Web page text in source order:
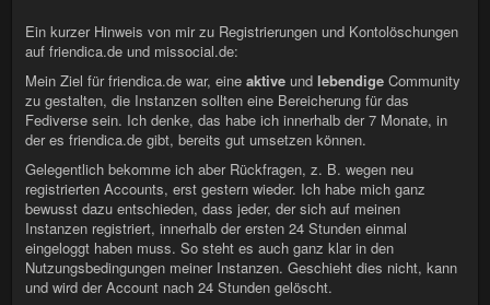
Ein kurzer Hinweis von mir zu Registrierungen und Kontolöschungen
auf friendica.de und missocial.de:
Mein Ziel für friendica.de war, eine aktive und lebendige Community
zu gestalten, die Instanzen sollten eine Bereicherung für das
Fediverse sein. Ich denke, das habe ich innerhalb der 7 Monate, in
der es friendica.de gibt, bereits gut umsetzen können.
Gelegentlich bekomme ich aber Rückfragen, z. B. wegen neu
registrierten Accounts, erst gestern wieder. Ich habe mich ganz
bewusst dazu entschieden, dass jeder, der sich auf meinen
Instanzen registriert, innerhalb der ersten 24 Stunden einmal
eingeloggt haben muss. So steht es auch ganz klar in den
Nutzungsbedingungen meiner Instanzen. Geschieht dies nicht, kann
und wird der Account nach 24 Stunden gelöscht.